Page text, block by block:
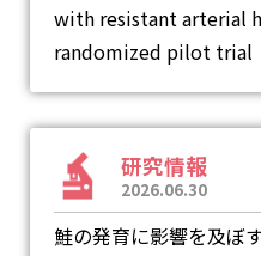
with resistant arterial
randomized pilot trial
研究情報
2026.06.30
鮭の発育に影響を及ぼ